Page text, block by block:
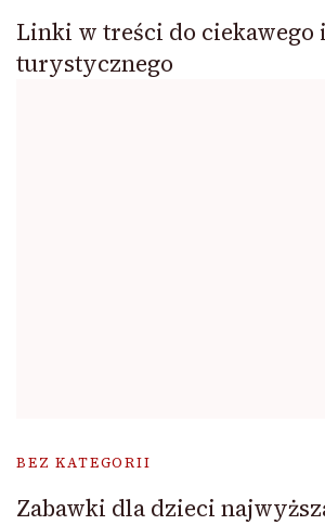
Linki w treści do
turystycznego
BEZ KATEGORII
Zabawki dla dzieci